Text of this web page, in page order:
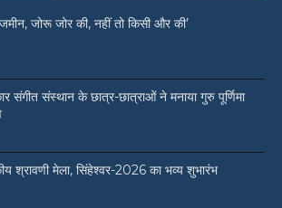
जोरू जोर की, नहीं तो किसी और की’
संगीत संस्थान के छात्र-छात्राओं ने मनाया गुरु पूर्णिमा
श्रावणी मेला, सिंहेश्वर-2026 का भव्य शुभारंभ